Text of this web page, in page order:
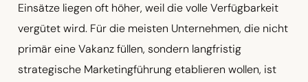
Einsätze liegen oft höher, weil die volle Verfügbarkeit
vergütet wird. Für die meisten Unternehmen, die nicht
primär eine Vakanz füllen, sondern langfristig
strategische Marketingführung etablieren wollen, ist